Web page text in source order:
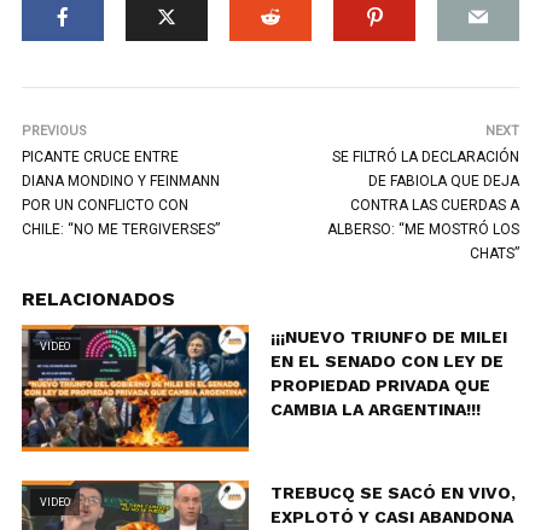
PREVIOUS
PICANTE CRUCE ENTRE
DIANA MONDINO Y FEINMANN
POR UN CONFLICTO CON
CHILE: “NO ME TERGIVERSES”
NEXT
SE FILTRÓ LA DECLARACIÓN
DE FABIOLA QUE DEJA
CONTRA LAS CUERDAS A
ALBERSO: “ME MOSTRÓ LOS
CHATS”
RELACIONADOS
VIDEO
¡¡¡NUEVO TRIUNFO DE MILEI
EN EL SENADO CON LEY DE
PROPIEDAD PRIVADA QUE
CAMBIA LA ARGENTINA!!!
VIDEO
TREBUCQ SE SACÓ EN VIVO,
EXPLOTÓ Y CASI ABANDONA